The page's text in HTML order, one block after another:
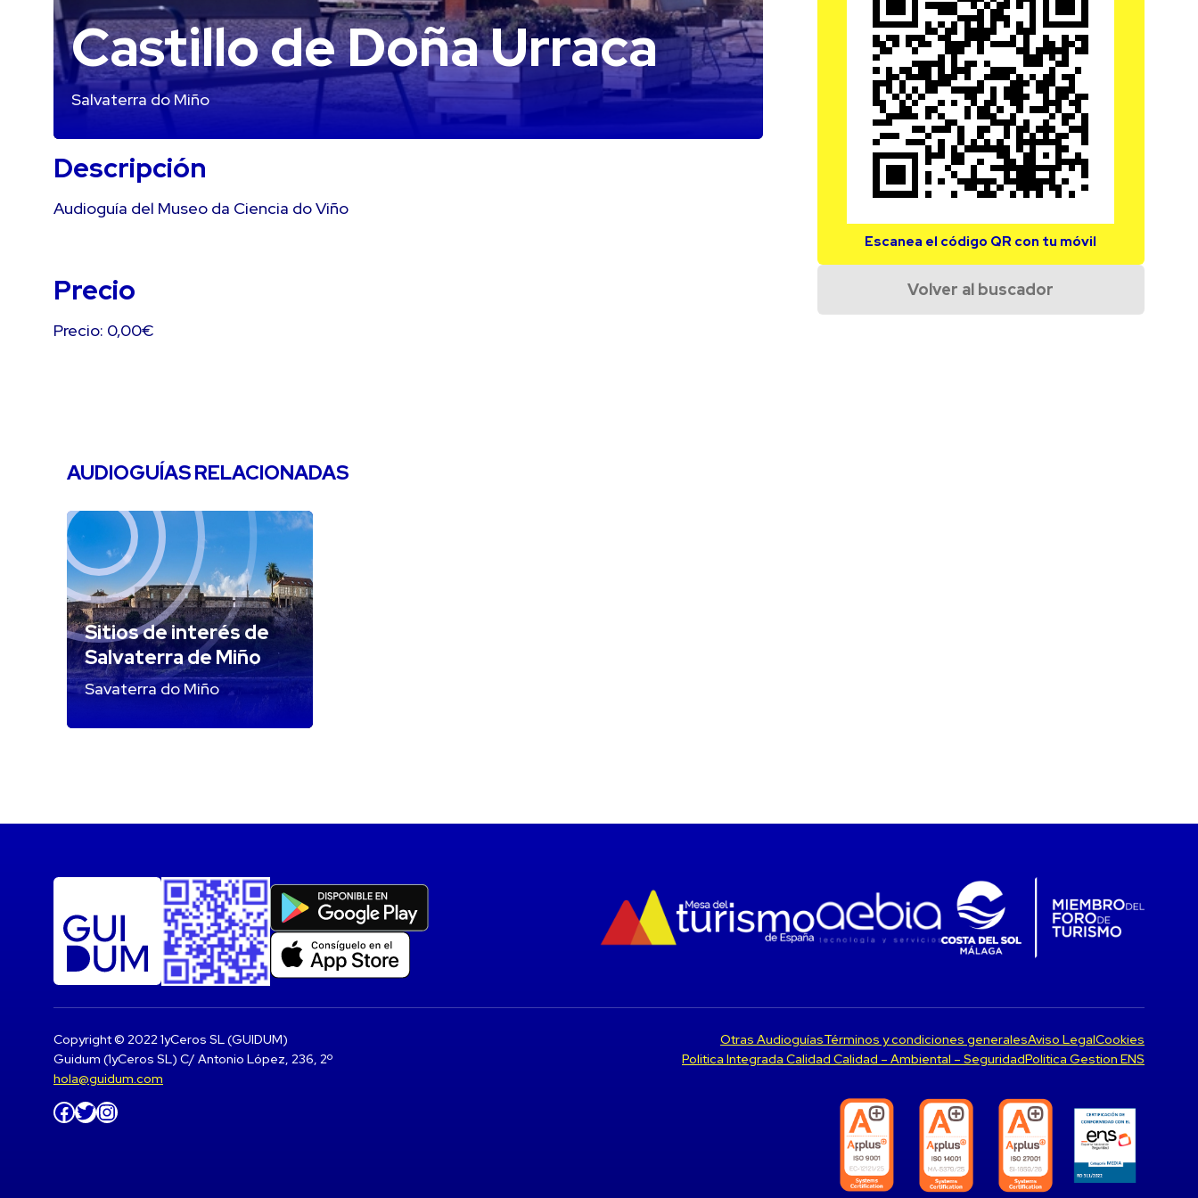
Castillo de Doña Urraca
Salvaterra do Miño
Descripción
Audioguía del Museo da Ciencia do Viño
Precio
Precio: 0,00€
Escanea el código QR con tu móvil
Volver al buscador
AUDIOGUÍAS RELACIONADAS
Sitios de interés de
Salvaterra de Miño
Savaterra do Miño
Copyright © 2022 1yCeros SL (GUIDUM)
Guidum (1yCeros SL) C/ Antonio López, 236, 2º
hola@guidum.com
Facebook Twitter Instagram
Otras AudioguíasTérminos y condiciones generalesAviso LegalCookies
Politica Integrada Calidad Calidad – Ambiental – SeguridadPolitica Gestion ENS